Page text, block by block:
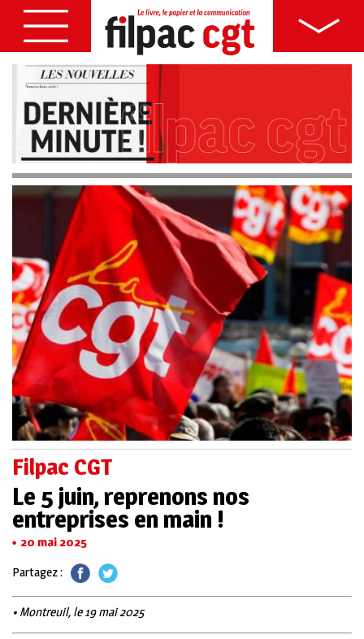
Filpac CGT
Le 5 juin, reprenons nos
entreprises en main !
20 mai 2025
Partagez :
• Montreuil, le 19 mai 2025